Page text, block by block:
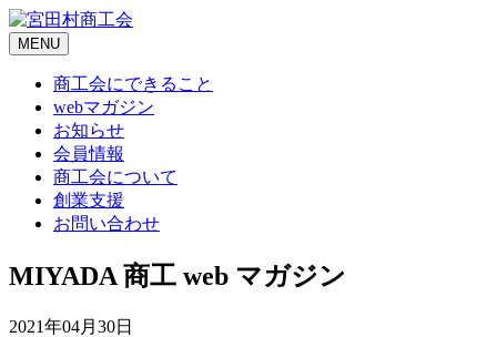
Skip
to
content
MENU
商工会にできること
webマガジン
お知らせ
会員情報
商工会について
創業支援
お問い合わせ
MIYADA 商工 web マガジン
2021年04月30日